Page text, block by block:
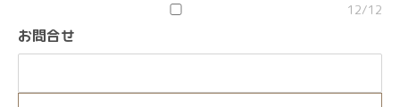
12/12
お問合せ